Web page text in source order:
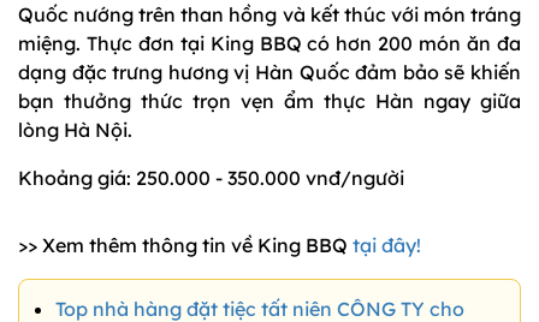
Quốc nướng trên than hồng và kết thúc với món tráng
miệng. Thực đơn tại King BBQ có hơn 200 món ăn đa
dạng đặc trưng hương vị Hàn Quốc đảm bảo sẽ khiến
bạn thưởng thức trọn vẹn ẩm thực Hàn ngay giữa
lòng Hà Nội.
Khoảng giá: 250.000 - 350.000 vnđ/người
>> Xem thêm thông tin về King BBQ tại đây!
Top nhà hàng đặt tiệc tất niên CÔNG TY cho